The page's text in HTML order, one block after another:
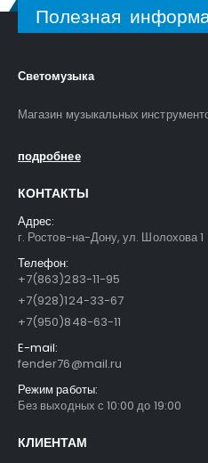
Полезная
Светомузыка
Магазин музыкальных
подробнее
КОНТАКТЫ
Адрес:
г. Ростов-на-Дону, ул. Шолохова 1
Телефон:
+7(863)283-11-95
+7(928)124-33-67
+7(950)848-63-11
E-mail:
fender76@mail.ru
Режим работы:
Без выходных с 10:00 до 19:00
КЛИЕНТАМ